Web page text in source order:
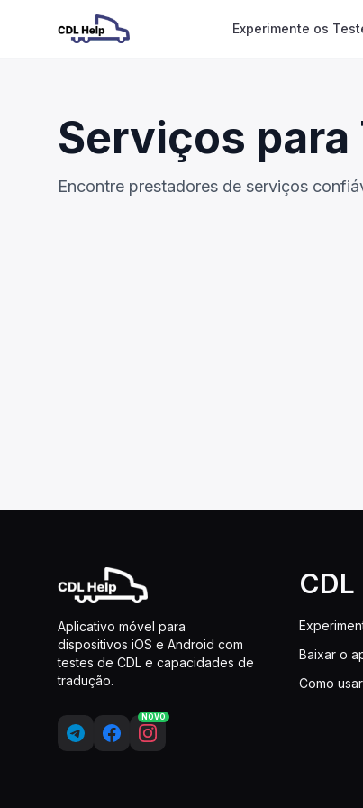
Experimente os
Serviços
Encontre prestadores de serviços
Aplicativo móvel para
dispositivos iOS e Android com
testes de CDL e capacidades de
tradução.
NOVO
CDL
Baixar o
Como